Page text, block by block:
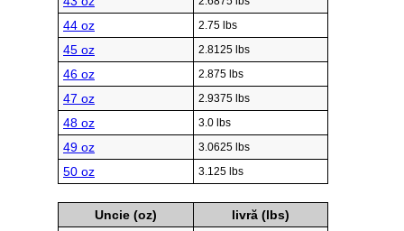
44 oz 2.75 lbs
45 oz 2.8125 lbs
46 oz 2.875 lbs
47 oz 2.9375 lbs
48 oz 3.0 lbs
49 oz 3.0625 lbs
50 oz 3.125 lbs
Uncie (oz)
livră (lbs)